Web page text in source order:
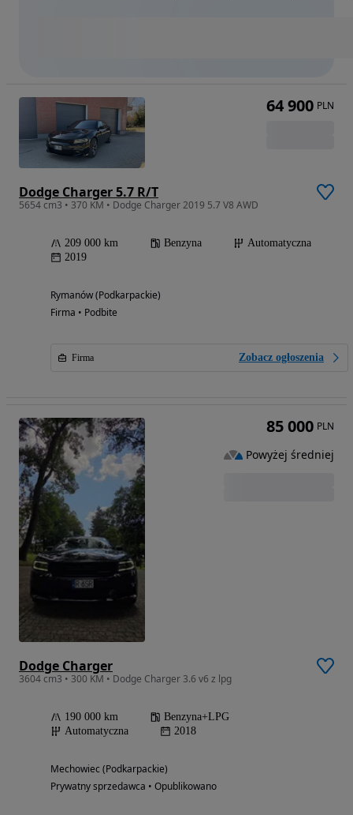
Dodge Charger 5.7 R/T
5654 cm3 • 370 KM • Dodge Charger 2019 5.7 V8 AWD
209 000 km Benzyna
Automatyczna
2019
Rymanów (Podkarpackie)
Firma • Podbite
Firma Zobacz ogłoszenia
64 900 PLN
Dodge Charger
3604 cm3 • 300 KM • Dodge Charger 3.6 v6 z lpg
190 000 km
Benzyna+LPG
Automatyczna
2018
Mechowiec (Podkarpackie)
Prywatny sprzedawca • Opublikowano
85 000 PLN
Powyżej średniej